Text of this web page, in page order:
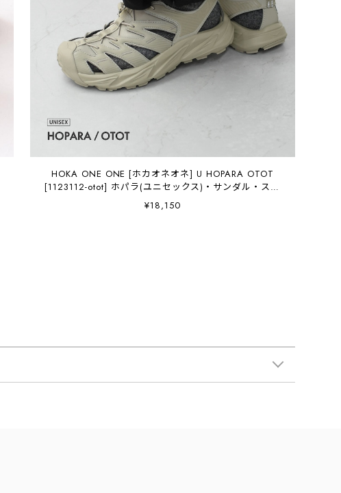
HOKA ONE ONE [ホカオネオネ] U HOPARA OTOT
[1123112-otot] ホパラ(ユニセックス)・サンダル・スポ
ーツサンダル・マウンテンサンダル・アウトドア・軽
量・MEN'S / LADY'S [2026AW]
¥18,150